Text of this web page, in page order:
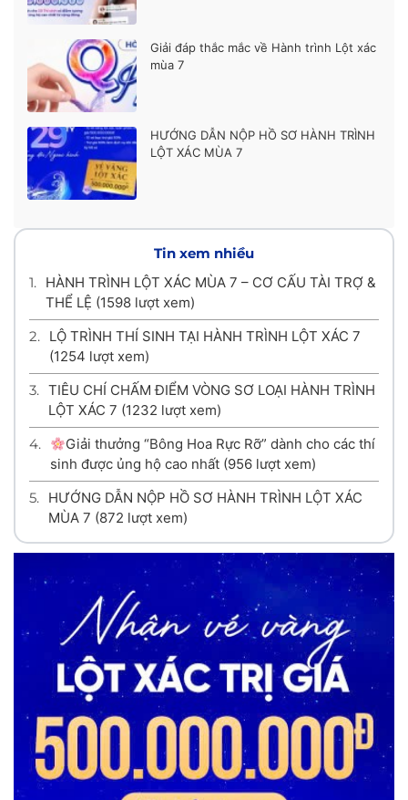
Giải đáp thắc mắc về Hành trình Lột xác
mùa 7
HƯỚNG DẪN NỘP HỒ SƠ HÀNH TRÌNH
LỘT XÁC MÙA 7
Tin xem nhiều
1. HÀNH TRÌNH LỘT XÁC MÙA 7 – CƠ CẤU TÀI TRỢ &
THỂ LỆ (1598 lượt xem)
2.
LỘ TRÌNH THÍ SINH TẠI HÀNH TRÌNH LỘT XÁC 7
(1254 lượt xem)
3. TIÊU CHÍ CHẤM ĐIỂM VÒNG SƠ LOẠI HÀNH TRÌNH
LỘT XÁC 7 (1232 lượt xem)
4.
Giải thưởng “Bông Hoa Rực Rỡ” dành cho các thí
sinh được ủng hộ cao nhất (956 lượt xem)
5. HƯỚNG DẪN NỘP HỒ SƠ HÀNH TRÌNH LỘT XÁC
MÙA 7 (872 lượt xem)